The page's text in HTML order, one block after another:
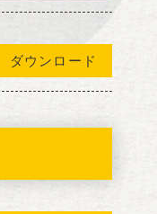
ダウンロード